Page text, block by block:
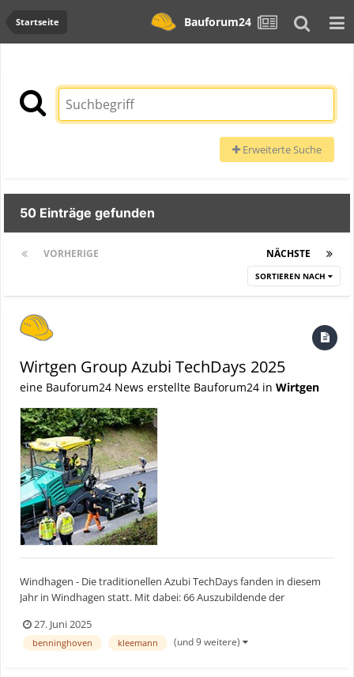
Startseite Bauforum24
Erweiterte Suche
50 Einträge gefunden
VORHERIGE NÄCHSTE
SORTIEREN NACH
Wirtgen Group Azubi TechDays 2025
eine Bauforum24 News erstellte Bauforum24 in Wirtgen
Windhagen - Die traditionellen Azubi TechDays fanden in diesem
Jahr in Windhagen statt. Mit dabei: 66 Auszubildende der
Benninghoven. Im Fokus stand ein reales Straßenbauprojekt
inklusive Bordsteinbau und der Sanierung eines 450 Meter langen
27. Juni 2025
benninghoven kleemann (und 9 weitere)